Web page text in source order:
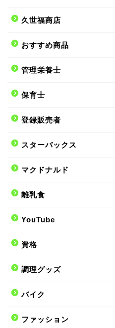
久世福商店
おすすめ商品
管理栄養士
保育士
登録販売者
スターバックス
マクドナルド
離乳食
YouTube
資格
調理グッズ
バイク
ファッション